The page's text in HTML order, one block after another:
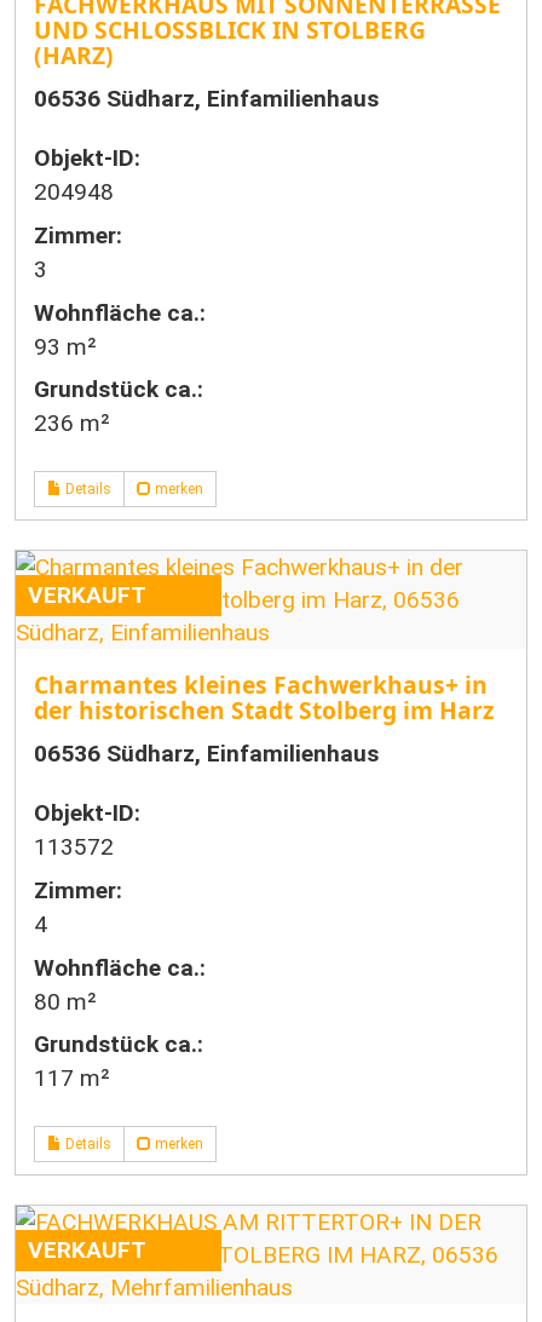
UND SCHLOSSBLICK IN STOLBERG
(HARZ)
06536 Südharz, Einfamilienhaus
Objekt-ID:
204948
Zimmer:
3
Wohnfläche ca.:
93 m²
Grund­stück ca.:
236 m²
Details merken
VERKAUFT
Charmantes kleines Fachwerkhaus+ in
der historischen Stadt Stolberg im Harz
06536 Südharz, Einfamilienhaus
Objekt-ID:
113572
Zimmer:
4
Wohnfläche ca.:
80 m²
Grund­stück ca.:
117 m²
Details merken
VERKAUFT